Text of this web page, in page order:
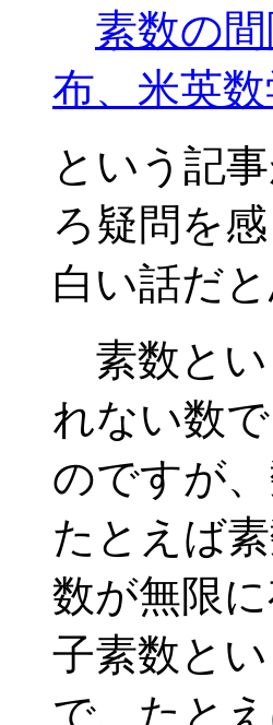
素数の
布、米英
という記
ろ疑問を
白い話だと
素数とい
れない数
のですが
たとえば
数が無限
子素数と
で、たと